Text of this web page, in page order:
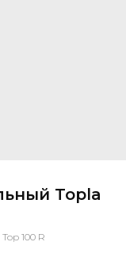
Topla
100 R